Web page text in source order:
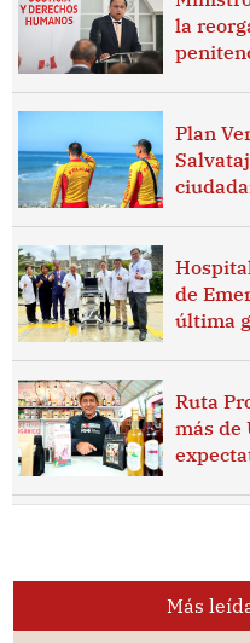
la
Plan
de
última
Ruta
más de
Más